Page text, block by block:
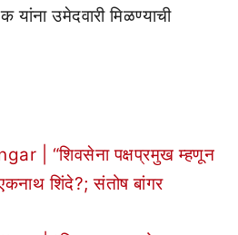
उमेदवारी मिळण्याची
| “शिवसेना पक्षप्रमुख म्हणून
शिंदे?; संतोष बांगर